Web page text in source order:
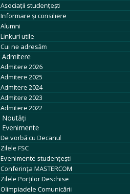
Asociaţii studenţeşti
Informare şi consiliere
Alumni
Linkuri utile
Cui ne adresăm
Admitere
Admitere 2026
Admitere 2025
Admitere 2024
Admitere 2023
Admitere 2022
Noutăți
Evenimente
De vorbă cu Decanul
Zilele FSC
Evenimente studențești
Conferința MASTERCOM
Zilele Porților Deschise
Olimpiadele Comunicării